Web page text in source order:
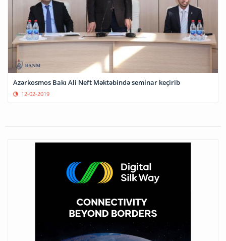
Azərkosmos Bakı Ali Neft Məktəbində seminar keçirib
12-02-2019